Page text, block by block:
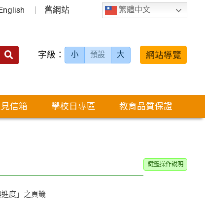
繁體中文
舊網站
字級： 小 預設 大 網站導覽
信箱 學校日專區 教育品質保證
鍵盤操作說明
度」之頁籤